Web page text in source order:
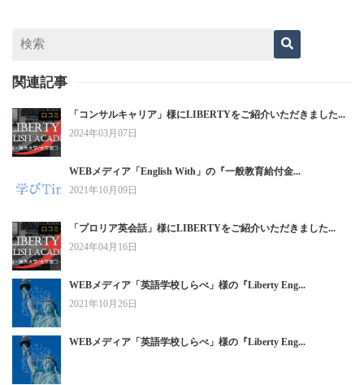
関連記事
「コンサルキャリア」様にLIBERTYをご紹介いただきました...
2024年03月07日
WEBメディア「English With」の『一般教育給付金...
2021年10月09日
「プロリア英会話」様にLIBERTYをご紹介いただきました...
2024年04月16日
WEBメディア「英語学校しらべ」様の『Liberty Eng...
2021年10月26日
WEBメディア「英語学校しらべ」様の『Liberty Eng...